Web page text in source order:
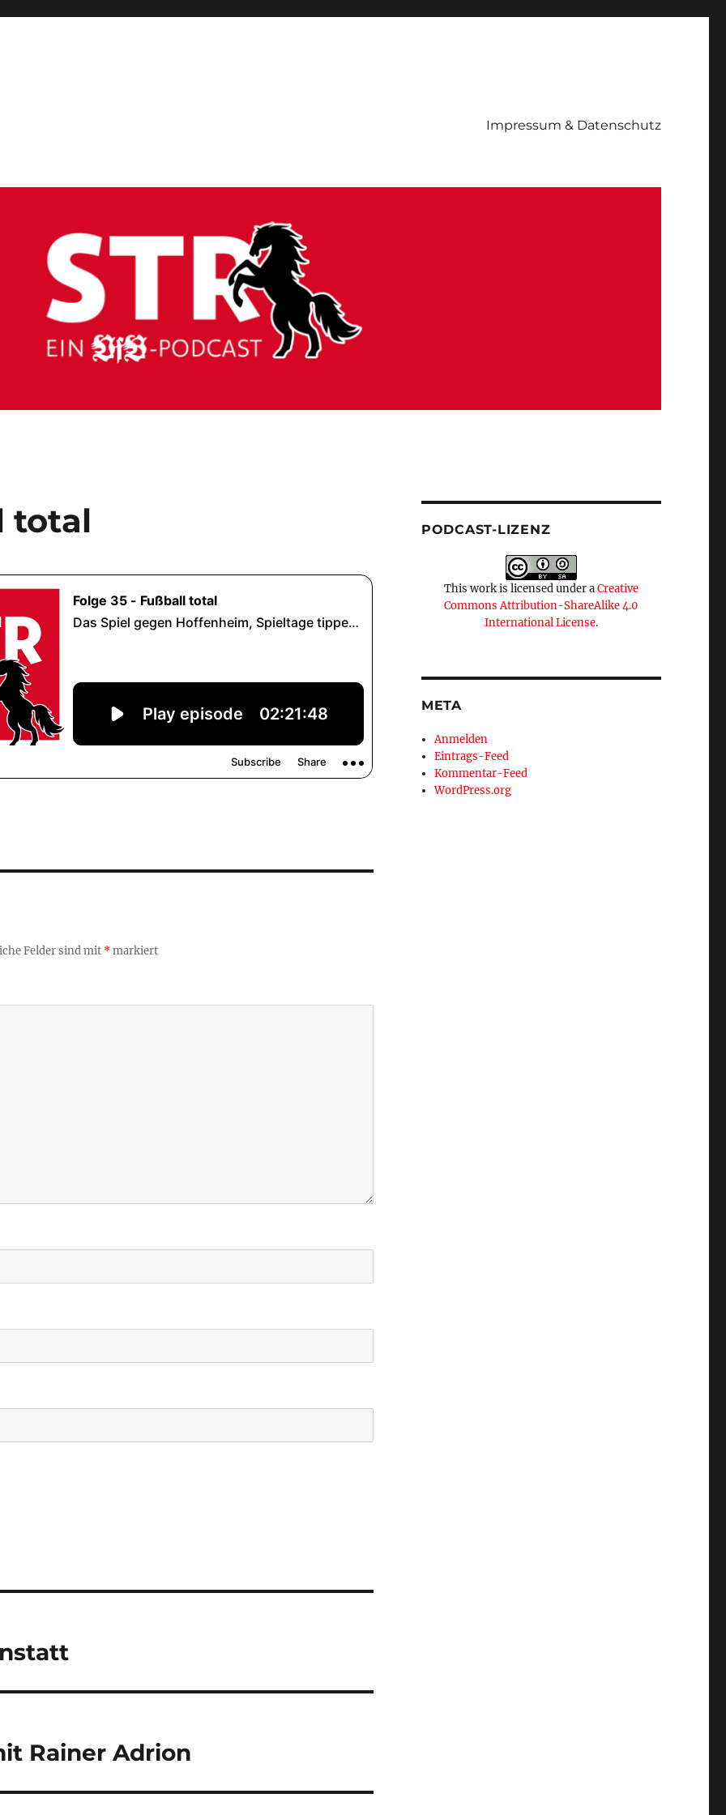
Impressum & Datenschutz
total
Felder sind mit *markiert
Rainer Adrion
PODCAST-LIZENZ
This work is licensed under aCreative
Commons Attribution-ShareAlike 4.0
International License.
META
Anmelden
Eintrags-Feed
Kommentar-Feed
WordPress.org